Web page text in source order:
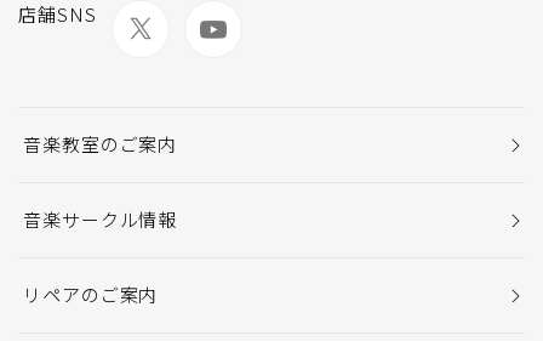
店舗SNS
音楽教室のご案内
音楽サークル情報
リペアのご案内